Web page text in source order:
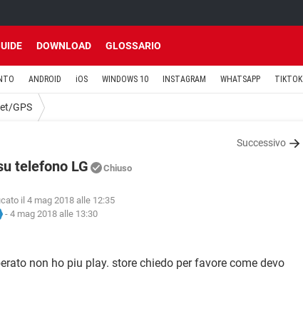
DOWNLOAD GLOSSARIO
ANDROID iOS WINDOWS 10 INSTAGRAM WHATSAPP TIKTOK
GPS
Successivo
telefono LG Chiuso
il 4 mag 2018 alle 12:35
- 4 mag 2018 alle 13:30
non ho piu play. store chiedo per favore come devo